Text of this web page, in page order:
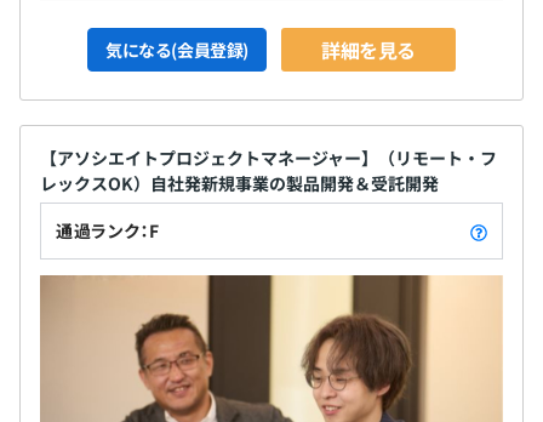
気になる(会員登録) 詳細を見る
【アソシエイトプロジェクトマネージャー】（リモート・フ
レックスOK）自社発新規事業の製品開発＆受託開発
通過ランク：F